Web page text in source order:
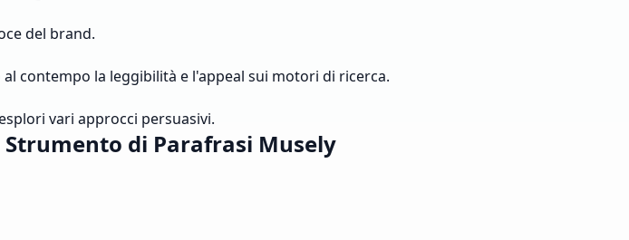
del brand.
contempo la leggibilità e l'appeal sui motori di ricerca.
vari approcci persuasivi.
di Parafrasi Musely